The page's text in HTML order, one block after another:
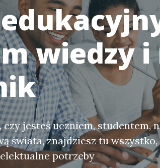
wiedzy i
czy jesteś uczniem, studentem,
świata, znajdziesz tu
potrzeby